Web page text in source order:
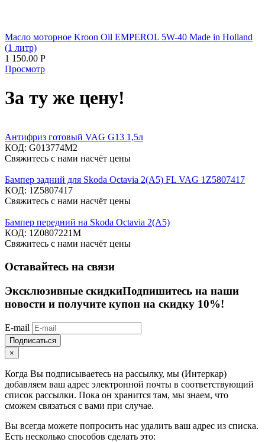
Масло моторное Kroon Oil EMPEROL 5W-40 Made in Holland
(1 литр)
1 150.00 Р
Просмотр
За ту же цену!
Антифриз готовый VAG G13 1,5л
КОД: G013774M2
Свяжитесь с нами насчёт цены
Бампер задний для Skoda Octavia 2(A5) FL VAG 1Z5807417
КОД: 1Z5807417
Свяжитесь с нами насчёт цены
Бампер передний на Skoda Octavia 2(A5)
КОД: 1Z0807221M
Свяжитесь с нами насчёт цены
Оставайтесь на связи
Эксклюзивные скидкиПодпишитесь на наши
новости и получите купон на скидку 10%!
E-mail
Подписаться
×
Когда Вы подписываетесь на рассылку, мы (Интеркар)
добавляем ваш адрес электронной почты в соответствующий
список рассылки. Пока он хранится там, мы знаем, что
сможем связаться с вами при случае.
Вы всегда можете попросить нас удалить ваш адрес из списка.
Есть несколько способов сделать это: